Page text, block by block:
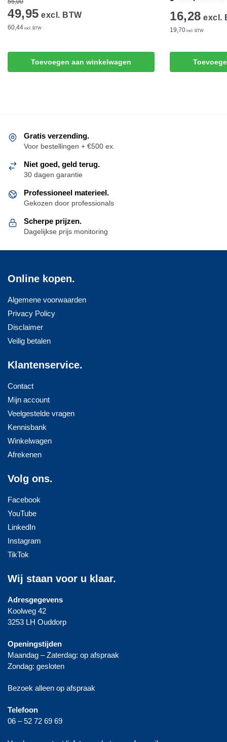
55,00
49,95 excl. BTW
60,44 incl. BTW
Toevoegen aan winkelwagen
16,28 excl.
19,70 incl. BTW
Gratis verzending.
Voor bestellingen + €500 ex.
Niet goed, geld terug.
30 dagen garantie
Professioneel materieel.
Gekozen door professionals
Scherpe prijzen.
Dagelijkse prijs monitoring
Online kopen.
Algemene voorwaarden
Privacy Policy
Disclaimer
Veilig betalen
Klantenservice.
Contact
Mijn account
Veelgestelde vragen
Kennisbank
Winkelwagen
Afrekenen
Volg ons.
Facebook
YouTube
LinkedIn
Instagram
TikTok
Wij staan voor u klaar.
Adresgegevens
Koolweg 42
3253 LH Ouddorp
Openingstijden
Maandag – Zaterdag: op afspraak
Zondag: gesloten
Bezoek alleen op afspraak
Telefoon
06 – 52 72 69 69